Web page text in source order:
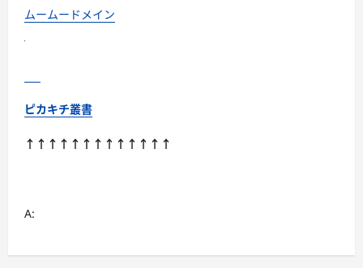
ムームードメイン
ピカキチ叢書
↑↑↑↑↑↑↑↑↑↑↑↑↑
A: